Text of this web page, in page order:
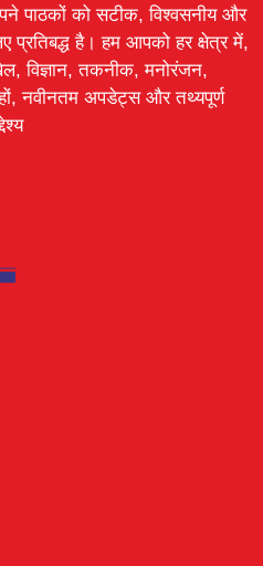
पाठकों को सटीक, विश्वसनीय और
प्रतिबद्ध है। हम आपको हर क्षेत्र में,
विज्ञान, तकनीक, मनोरंजन,
हों, नवीनतम अपडेट्स और तथ्यपूर्ण